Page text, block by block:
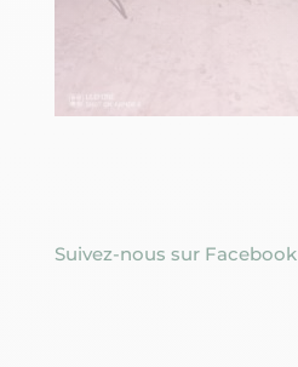
Suivez-nous sur Facebook